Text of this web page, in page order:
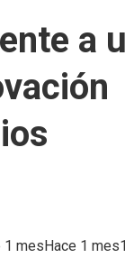
a
1 mes Hace 1 mes